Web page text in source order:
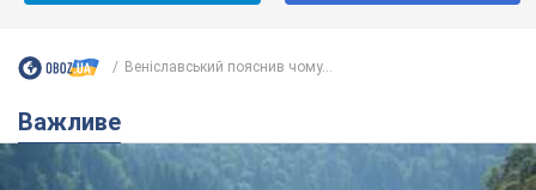
Веніславський пояснив чому...
Важливе